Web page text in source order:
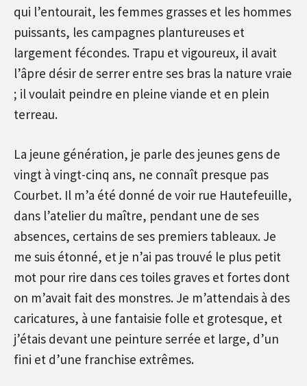
qui l’entourait, les femmes grasses et les hommes
puissants, les campagnes plantureuses et
largement fécondes. Trapu et vigoureux, il avait
l’âpre désir de serrer entre ses bras la nature vraie
; il voulait peindre en pleine viande et en plein
terreau.
La jeune génération, je parle des jeunes gens de
vingt à vingt-cinq ans, ne connaît presque pas
Courbet. Il m’a été donné de voir rue Hautefeuille,
dans l’atelier du maître, pendant une de ses
absences, certains de ses premiers tableaux. Je
me suis étonné, et je n’ai pas trouvé le plus petit
mot pour rire dans ces toiles graves et fortes dont
on m’avait fait des monstres. Je m’attendais à des
caricatures, à une fantaisie folle et grotesque, et
j’étais devant une peinture serrée et large, d’un
fini et d’une franchise extrêmes.